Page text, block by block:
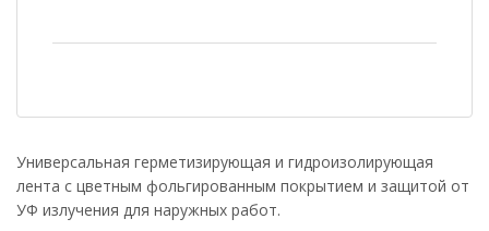
Универсальная герметизирующая и гидроизолирующая
лента с цветным фольгированным покрытием и защитой от
УФ излучения для наружных работ.